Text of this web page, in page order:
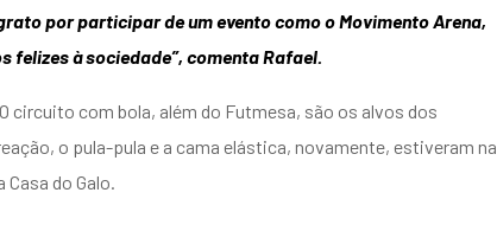
por participar de um evento como o Movimento Arena,
à sociedade”, comenta Rafael.
circuito com bola, além do Futmesa, são os alvos dos
o pula-pula e a cama elástica, novamente, estiveram na
Casa do Galo.